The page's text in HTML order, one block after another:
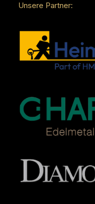
Unsere Partner: